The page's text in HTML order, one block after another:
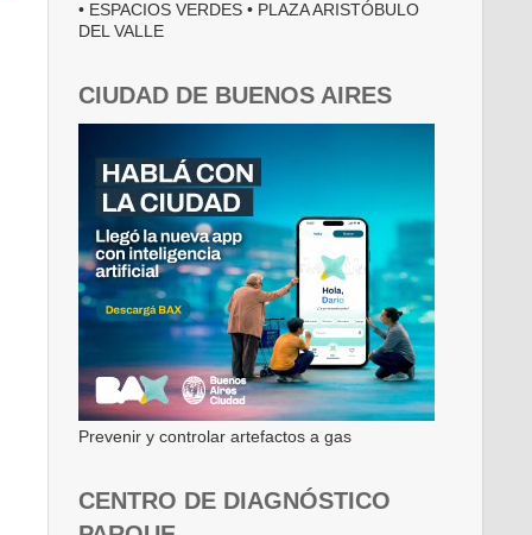
• ESPACIOS VERDES • PLAZA ARISTÓBULO
DEL VALLE
CIUDAD DE BUENOS AIRES
Prevenir y controlar artefactos a gas
CENTRO DE DIAGNÓSTICO